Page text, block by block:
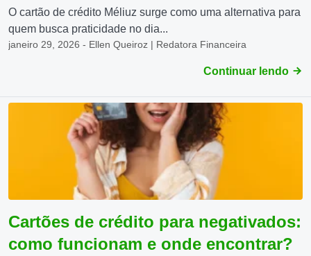
O cartão de crédito Méliuz surge como uma alternativa para
quem busca praticidade no dia...
janeiro 29, 2026 - Ellen Queiroz | Redatora Financeira
Continuar lendo
Cartões de crédito para negativados:
como funcionam e onde encontrar?